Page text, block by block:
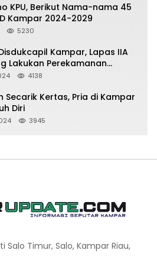
KPU, Berikut Nama-nama 45
5230
Kampar, Lapas IIA
Lakukan Perekamanan
WBP
4138
Secarik Kertas, Pria di Kampar
Diri
3945
Salo Timur, Salo, Kampar Riau,